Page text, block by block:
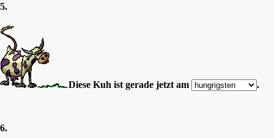
5.
Diese Kuh ist gerade jetzt am .
6.